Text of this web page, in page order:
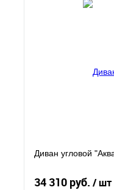
Диван угловой
34 310 руб. / шт